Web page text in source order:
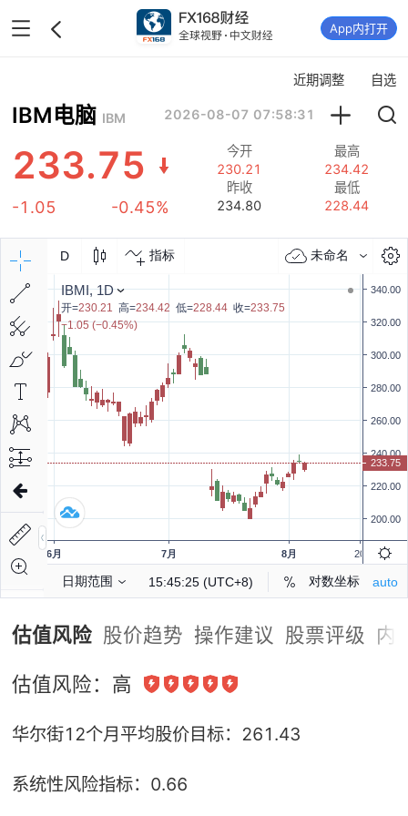
App内打开
近期调整 自选
IBM电脑 IBM 2026-08-07 07:58:31
233.75
-1.05 -0.45%
今开
230.21
最高
234.42
昨收
234.80
最低
228.44
估值风险 股价趋势 操作建议 股票评级 内
估值风险： 高
华尔街12个月平均股价目标： 261.43
系统性风险指标： 0.66